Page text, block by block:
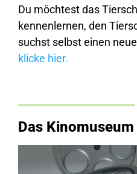
Du möchtest das
kennenlernen, den
suchst selbst einen
klicke hier.
Das